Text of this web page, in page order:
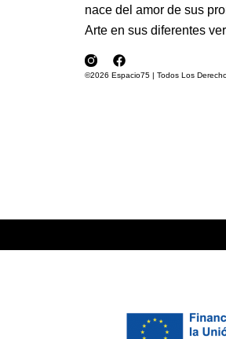
nace del amor de sus
Arte en sus diferentes
©2026 Espacio75 | Todos Los